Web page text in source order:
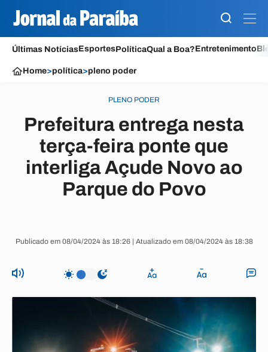
Últimas NotíciasEsportesPolíticaQual a Boa?Entretenimento
Home>política>pleno poder
PLENO PODER
Prefeitura entrega nesta
terça-feira ponte que
interliga Açude Novo ao
Parque do Povo
Publicado em 08/04/2024 às 18:26 | Atualizado em 08/04/2024 às 18:38